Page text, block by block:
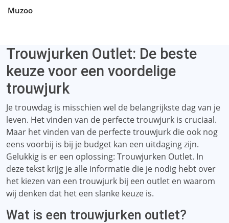
Muzoo
Trouwjurken Outlet: De beste
keuze voor een voordelige
trouwjurk
Je trouwdag is misschien wel de belangrijkste dag van je
leven. Het vinden van de perfecte trouwjurk is cruciaal.
Maar het vinden van de perfecte trouwjurk die ook nog
eens voorbij is bij je budget kan een uitdaging zijn.
Gelukkig is er een oplossing: Trouwjurken Outlet. In
deze tekst krijg je alle informatie die je nodig hebt over
het kiezen van een trouwjurk bij een outlet en waarom
wij denken dat het een slanke keuze is.
Wat is een trouwjurken outlet?